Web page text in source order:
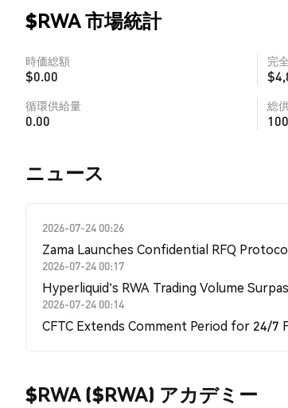
$RWA 市場統計
時価総額
$0.00
完
循環供給量
0.00
総
​​ニュース​​
2026-07-24 00:26
Zama Launches Confidential RFQ
2026-07-24 00:17
Hyperliquid's RWA Trading Volume
2026-07-24 00:14
CFTC Extends Comment Period for 24/7
$RWA ($RWA) アカデミー